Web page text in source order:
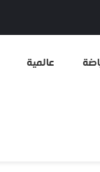
عالمية